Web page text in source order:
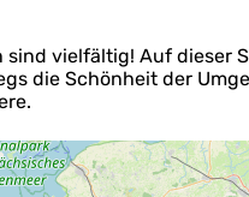
sind vielfältig! Auf dieser
die Schönheit der